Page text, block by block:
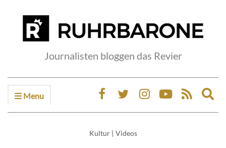
Journalisten bloggen das Revier
Menu
Kultur | Videos